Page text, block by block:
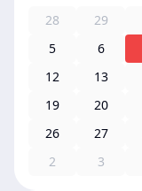
28 29
5
6
12
13
19
20
26
27
2
3